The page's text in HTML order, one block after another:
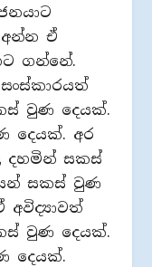
ඒ
ගන්නේ.
වුණ දෙයක්.
දෙයක්. අර
දහමින් සකස්
සකස් වුණ
වුණ දෙයක්.
දෙයක්.